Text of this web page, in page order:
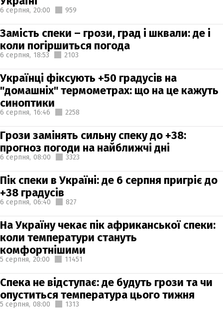
6 серпня, 20:00 959
Замість спеки – грози, град і шквали: де і
коли погіршиться погода
6 серпня, 18:53 2103
Українці фіксують +50 градусів на
"домашніх" термометрах: що на це кажуть
синоптики
6 серпня, 16:46 2258
Грози замінять сильну спеку до +38:
прогноз погоди на найближчі дні
6 серпня, 08:00 3323
Пік спеки в Україні: де 6 серпня пригріє до
+38 градусів
6 серпня, 06:40 827
На Україну чекає пік африканської спеки:
коли температури стануть
комфортнішими
5 серпня, 20:00 11451
Спека не відступає: де будуть грози та чи
опуститься температура цього тижня
5 серпня, 08:00 1313